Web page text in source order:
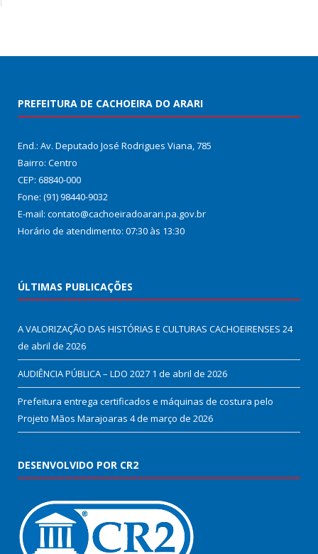
PREFEITURA DE CACHOEIRA DO ARARI
End.: Av. Deputado José Rodrigues Viana, 785
Bairro: Centro
CEP: 68840-000
Fone: (91) 98440-9032
E-mail: contato@cachoeiradoarari.pa.gov.br
Horário de atendimento: 07:30 às 13:30
ÚLTIMAS PUBLICAÇÕES
A VALORIZAÇÃO DAS HISTÓRIAS E CULTURAS CACHOEIRENSES 24
de abril de 2026
AUDIÊNCIA PÚBLICA – LDO 2027 1 de abril de 2026
Prefeitura entrega certificados e máquinas de costura pelo
Projeto Mãos Marajoaras 4 de março de 2026
DESENVOLVIDO POR CR2